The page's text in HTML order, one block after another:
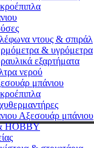
ντους & σπιράλ
& υγρόμετρα
εξαρτήματα
νερού
μπάνιου
Αξεσουάρ μπάνιου